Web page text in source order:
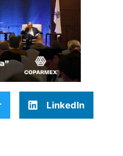
LinkedIn